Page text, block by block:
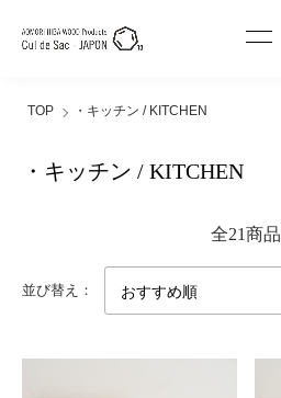
TOP ・キッチン / KITCHEN
・キッチン / KITCHEN
全21商品
並び替え：